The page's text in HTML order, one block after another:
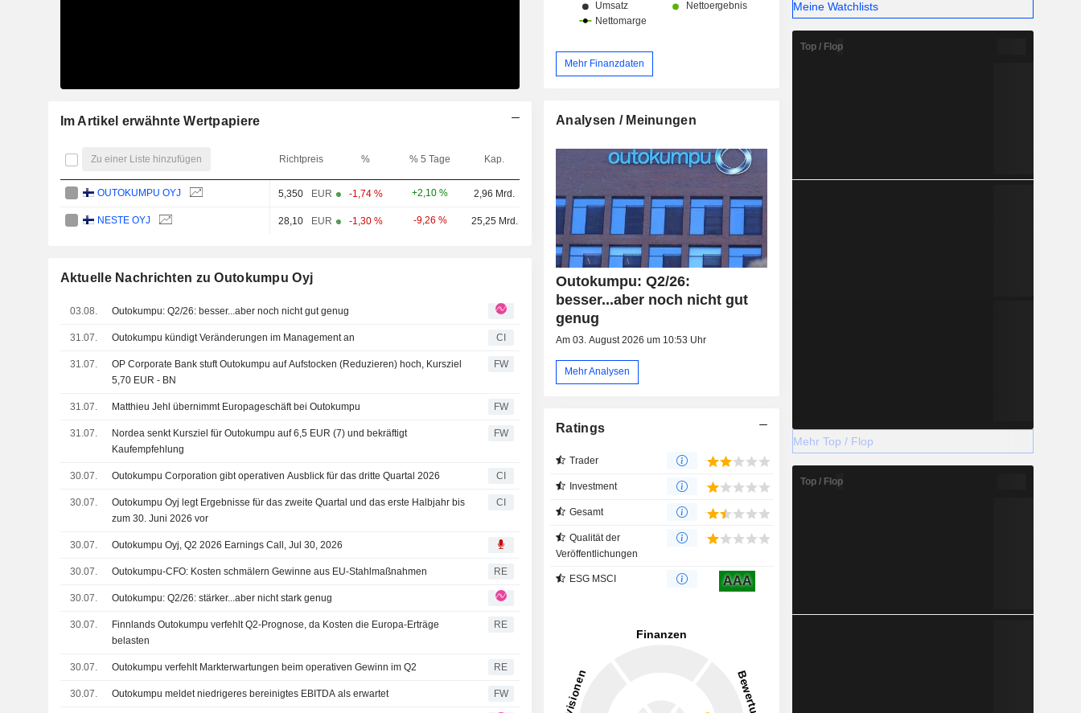
Im Artikel erwähnte Wertpapiere
Zu einer Liste hinzufügen Richtpreis % % 5 Tage Kap.
OUTOKUMPU OYJ 5,350 EUR -1,74 % +2,10 % 2,96 Mrd.
NESTE OYJ 28,10 EUR -1,30 % -9,26 % 25,25 Mrd.
Aktuelle Nachrichten zu Outokumpu Oyj
03.08. Outokumpu: Q2/26: besser...aber noch nicht gut genug
31.07. Outokumpu kündigt Veränderungen im Management an CI
31.07.
OP Corporate Bank stuft Outokumpu auf Aufstocken (Reduzieren) hoch, Kursziel
5,70 EUR - BN
FW
31.07. Matthieu Jehl übernimmt Europageschäft bei Outokumpu FW
31.07.
Nordea senkt Kursziel für Outokumpu auf 6,5 EUR (7) und bekräftigt
Kaufempfehlung
FW
30.07. Outokumpu Corporation gibt operativen Ausblick für das dritte Quartal 2026 CI
30.07.
Outokumpu Oyj legt Ergebnisse für das zweite Quartal und das erste Halbjahr bis
zum 30. Juni 2026 vor
CI
30.07. Outokumpu Oyj, Q2 2026 Earnings Call, Jul 30, 2026
30.07. Outokumpu-CFO: Kosten schmälern Gewinne aus EU-Stahlmaßnahmen RE
30.07. Outokumpu: Q2/26: stärker...aber nicht stark genug
30.07.
Finnlands Outokumpu verfehlt Q2-Prognose, da Kosten die Europa-Erträge
belasten
RE
30.07. Outokumpu verfehlt Markterwartungen beim operativen Gewinn im Q2 RE
30.07. Outokumpu meldet niedrigeres bereinigtes EBITDA als erwartet FW
Mehr Finanzdaten
Analysen / Meinungen
Outokumpu: Q2/26:
besser...aber noch nicht gut
genug
Am 03. August 2026 um 10:53 Uhr
Mehr Analysen
Ratings
Trader
Investment
Gesamt
Qualität der
Veröffentlichungen
ESG MSCI AAA
Meine Watchlists
Top / Flop
Mehr Top / Flop
Top / Flop